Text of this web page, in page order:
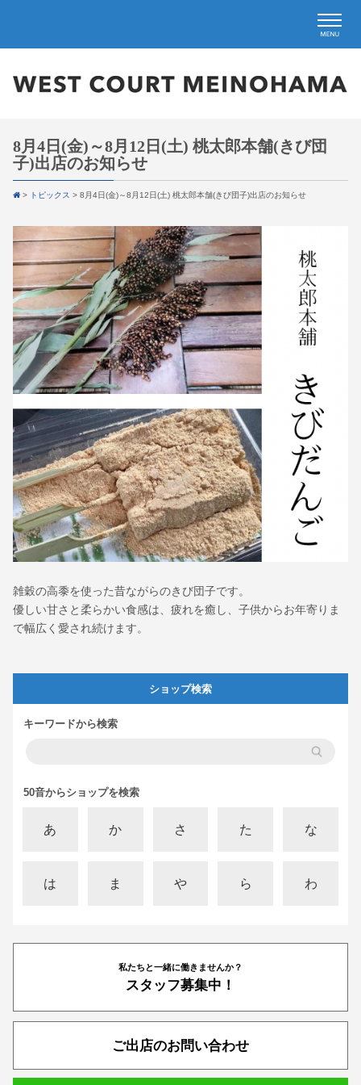
8月4日(金)～8月12日(土) 桃太郎本舗(きび団
子)出店のお知らせ
> トピックス > 8月4日(金)～8月12日(土) 桃太郎本舗(きび団子)出店のお知らせ
雑穀の高黍を使った昔ながらのきび団子です。
優しい甘さと柔らかい食感は、疲れを癒し、子供からお年寄りま
で幅広く愛され続けます。
ショップ検索
キーワードから検索
50音からショップを検索
あ か さ た な
は ま や ら わ
私たちと一緒に働きませんか？
スタッフ募集中！
ご出店のお問い合わせ